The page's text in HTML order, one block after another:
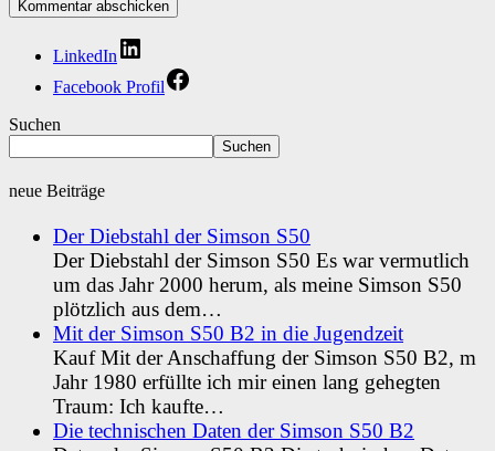
LinkedIn
Facebook Profil
Suchen
Suchen
neue Beiträge
Der Diebstahl der Simson S50
Der Diebstahl der Simson S50 Es war vermutlich
um das Jahr 2000 herum, als meine Simson S50
plötzlich aus dem…
Mit der Simson S50 B2 in die Jugendzeit
Kauf Mit der Anschaffung der Simson S50 B2, m
Jahr 1980 erfüllte ich mir einen lang gehegten
Traum: Ich kaufte…
Die technischen Daten der Simson S50 B2